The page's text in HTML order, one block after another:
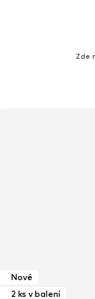
Zde
Nové
2 ks v balení